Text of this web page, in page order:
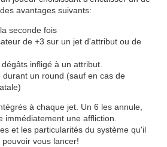
avantages suivants:
seconde fois
de +3 sur un jet d'attribut ou de
infligé à un attribut.
durant un round (sauf en cas de
à chaque jet. Un 6 les annule,
immédiatement une affliction.
et les particularités du système qu'il
vous lancer!